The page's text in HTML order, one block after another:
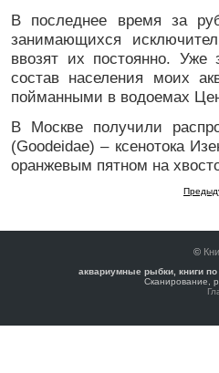
В последнее время за
занимающихся
ввозят их постоянно.
состав населения моих
пойманными в водоемах
В Москве получили
(Goodeidae) – ксенотока
оранжевым пятном на
©
аквариумные рыбки, книги
Сканирование,